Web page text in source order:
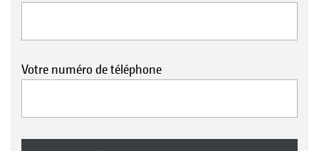
Votre numéro de téléphone